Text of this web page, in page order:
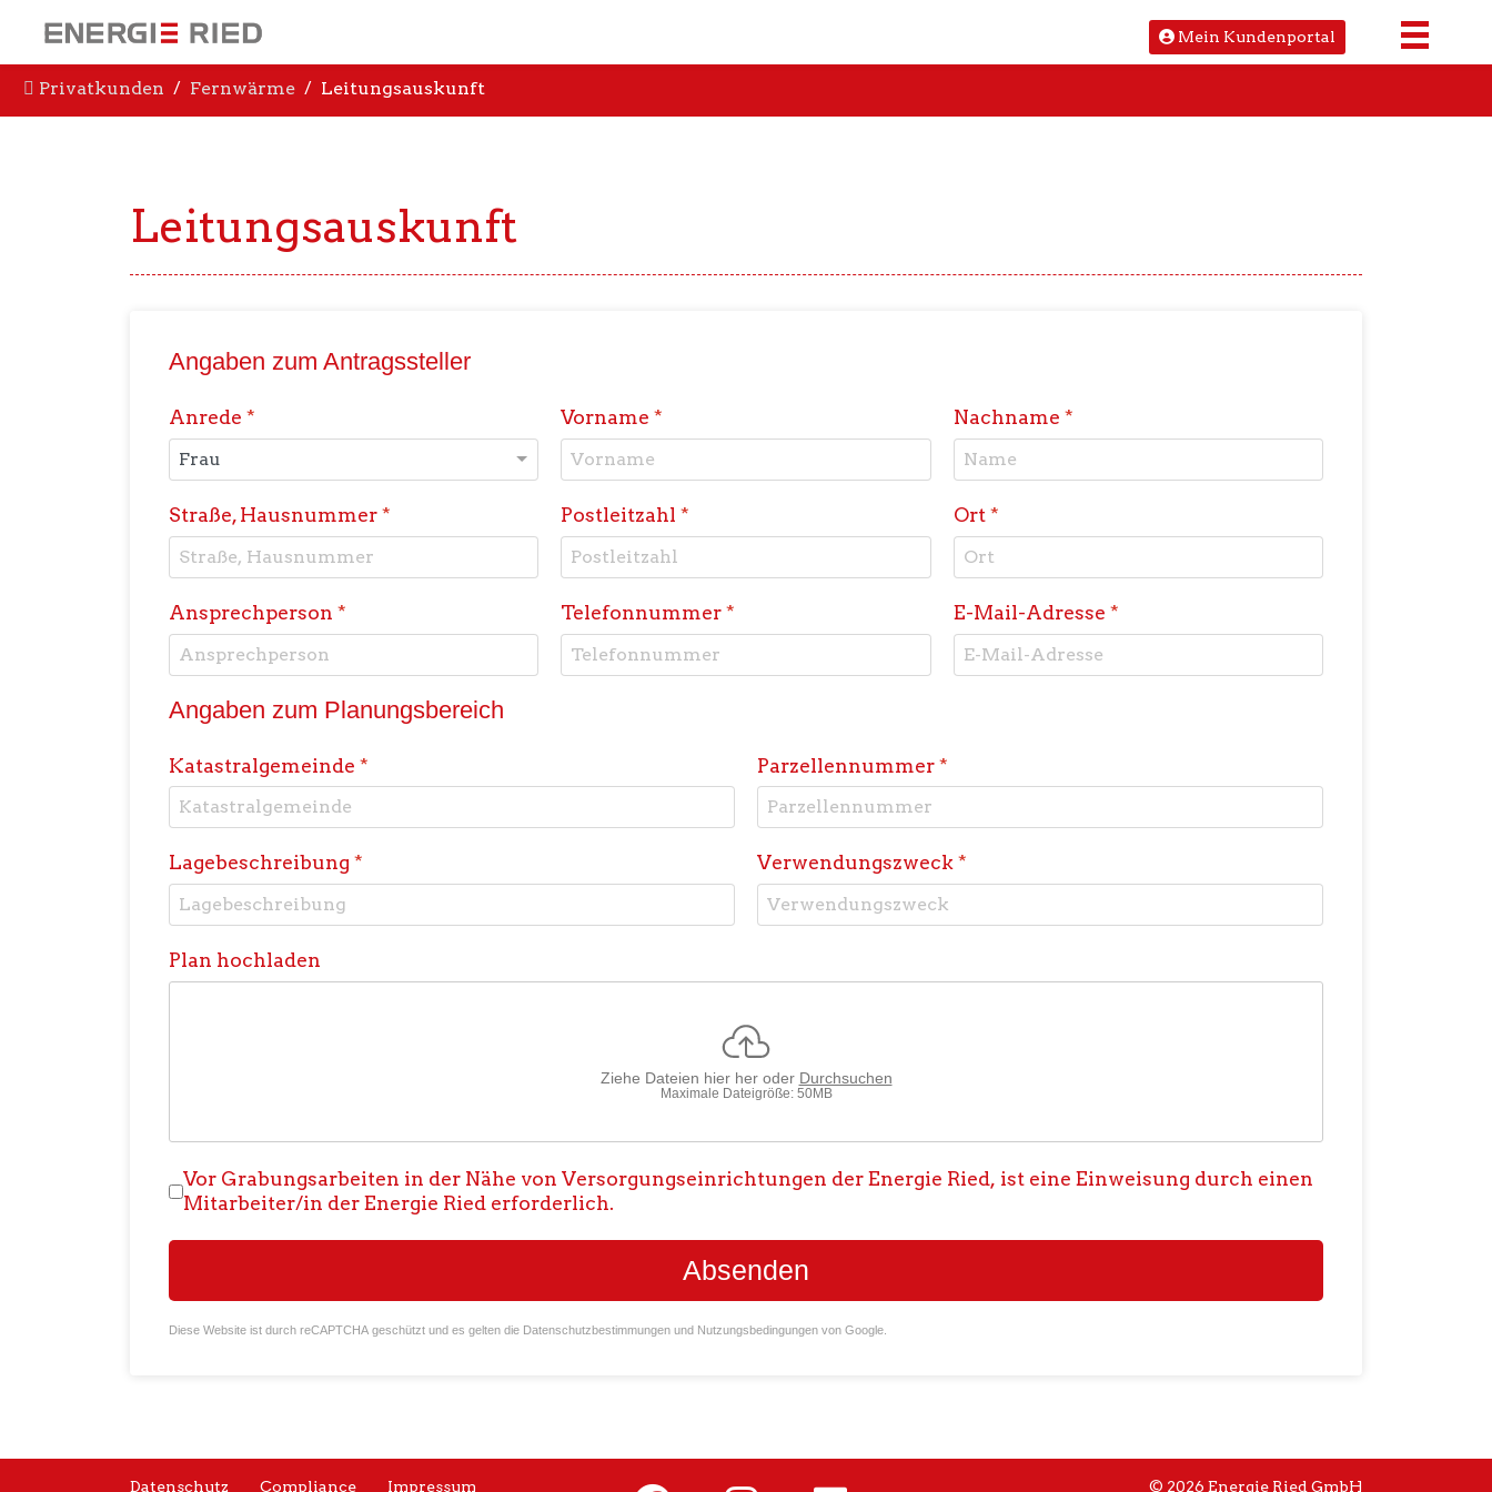
Mein Kundenportal
Privatkunden Fernwärme Leitungsauskunft
Leitungsauskunft
Angaben zum Antragssteller
Anrede * Vorname* Nachname *
Straße, Hausnummer* Postleitzahl* Ort*
Ansprechperson * Telefonnummer* E-Mail-Adresse *
Angaben zum Planungsbereich
Katastralgemeinde * Parzellennummer*
Lagebeschreibung * Verwendungszweck*
Plan hochladen
Ziehe Dateien hier her oder Durchsuchen
Maximale Dateigröße: 50MB
Nutzungsbedingungen*
Vor Grabungsarbeiten in der Nähe von Versorgungseinrichtungen der Energie Ried, ist eine Einweisung durch einen
Mitarbeiter/in der Energie Ried erforderlich.
Absenden
reCAPTCHA*
Diese Website ist durch reCAPTCHA geschützt und es gelten die Datenschutzbestimmungen und Nutzungsbedingungen von Google.
Datenschutz Compliance Impressum © 2026 Energie Ried GmbH